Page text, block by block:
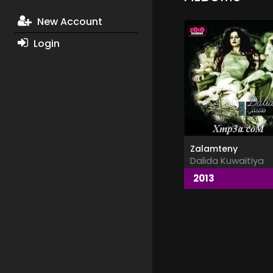
New Account
Login
Zalamteny
Dalida Kuwaitiya
2013